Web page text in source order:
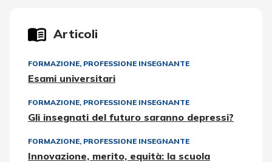
Articoli
FORMAZIONE, PROFESSIONE INSEGNANTE
Esami universitari
FORMAZIONE, PROFESSIONE INSEGNANTE
Gli insegnati del futuro saranno depressi?
FORMAZIONE, PROFESSIONE INSEGNANTE
Innovazione, merito, equità: la scuola